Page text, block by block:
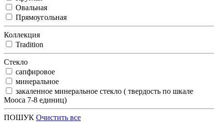
Овальная
Прямоугольная
Коллекция
Tradition
Стекло
сапфировое
минеральное
закаленное минеральное стекло ( твердость по шкале
Мооса 7-8 единиц)
ПОШУК Очистить все